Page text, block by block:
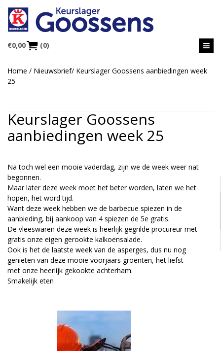
€0,00 (0)
Home / Nieuwsbrief/ Keurslager Goossens aanbiedingen week
25
Keurslager Goossens
aanbiedingen week 25
Na toch wel een mooie vaderdag, zijn we de week weer nat
begonnen.
Maar later deze week moet het beter worden, laten we het
hopen, het word tijd.
Want deze week hebben we de barbecue spiezen in de
aanbieding, bij aankoop van 4 spiezen de 5e gratis.
De vleeswaren deze week is heerlijk gegrilde procureur met
gratis onze eigen gerookte kalkoensalade.
Ook is het de laatste week van de asperges, dus nu nog
genieten van deze mooie voorjaars groenten, het liefst
met onze heerlijk gekookte achterham.
Smakelijk eten